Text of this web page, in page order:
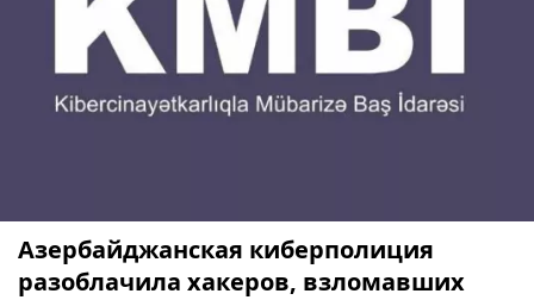
Азербайджанская киберполиция
разоблачила хакеров, взломавших